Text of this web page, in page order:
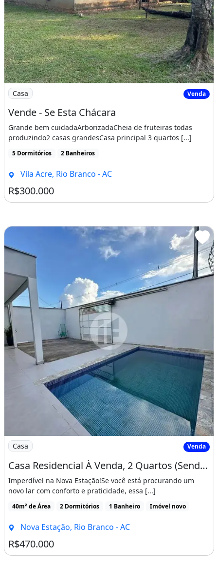
Imagem: Vende - Se Esta Chácara
Casa Venda
Vende - Se Esta Chácara
Grande bem cuidadaArborizadaCheia de fruteiras todas
produzindo2 casas grandesCasa principal 3 quartos [...]
5 Dormitórios 2 Banheiros
Vila Acre, Rio Branco - AC
R$300.000
Imagem: Casa Residencial À Venda, 2 Quartos (Sendo
Casa Venda
Casa Residencial À Venda, 2 Quartos (Sendo 1 Suíte), Nova Estação - Rio Branco/Ac
Imperdível na Nova Estação!Se você está procurando um
novo lar com conforto e praticidade, essa [...]
40m² de Área 2 Dormitórios 1 Banheiro Imóvel novo
Nova Estação, Rio Branco - AC
R$470.000